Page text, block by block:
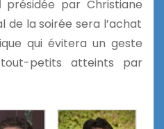
présidée par Christiane
de la soirée sera l’achat
qui évitera un geste
petits atteints par